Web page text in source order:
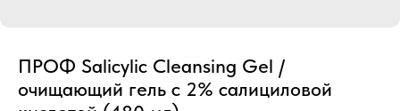
ПРОФ Salicylic Cleansing Gel /
очищающий гель с 2% салициловой